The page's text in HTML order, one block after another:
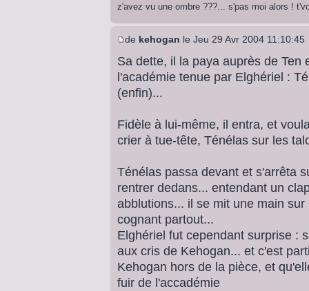
z'avez vu une ombre ???... s'pas moi alors !
de kehogan le Jeu 29 Avr 2004 11:10:45
Sa dette, il la paya auprès de Ten
l'académie tenue par Elghériel :
(enfin)...
Fidèle à lui-même, il entra, et
crier à tue-tête, Ténélas sur les
Ténélas passa devant et s'arrêta
rentrer dedans... entendant un
abblutions... il se mit une main
cognant partout...
Elghériel fut cependant surprise :
aux cris de Kehogan... et c'est
Kehogan hors de la pièce, et
fuir de l'accadémie